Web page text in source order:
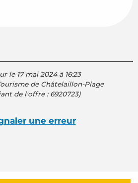
le 17 mai 2024 à 16:23
de Châtelaillon-Plage
de l'offre : 6920723)
une erreur